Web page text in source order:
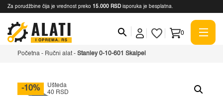
Za porudžbine čija je vrednost preko 15.000 RSD isporuka je besplatna.
0
Početna - Ručni alat - Stanley 0-10-601 Skalpel
-10%
Ušteda
40 RSD